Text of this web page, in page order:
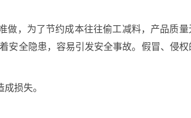
做，为了节约成本往往偷工减料，产品质量
安全隐患，容易引发安全事故。假冒、侵权
损失。